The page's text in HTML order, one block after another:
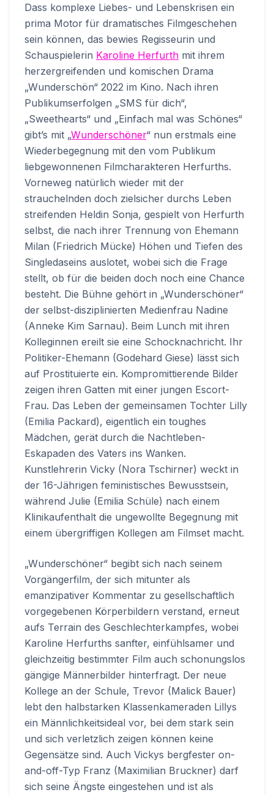
Dass komplexe Liebes- und Lebenskrisen ein
prima Motor für dramatisches Filmgeschehen
sein können, das bewies Regisseurin und
Schauspielerin Karoline Herfurth mit ihrem
herzergreifenden und komischen Drama
„Wunderschön“ 2022 im Kino. Nach ihren
Publikumserfolgen „SMS für dich“,
„Sweethearts“ und „Einfach mal was Schönes“
gibt’s mit „Wunderschöner“ nun erstmals eine
Wiederbegegnung mit den vom Publikum
liebgewonnenen Filmcharakteren Herfurths.
Vorneweg natürlich wieder mit der
strauchelnden doch zielsicher durchs Leben
streifenden Heldin Sonja, gespielt von Herfurth
selbst, die nach ihrer Trennung von Ehemann
Milan (Friedrich Mücke) Höhen und Tiefen des
Singledaseins auslotet, wobei sich die Frage
stellt, ob für die beiden doch noch eine Chance
besteht. Die Bühne gehört in „Wunderschöner“
der selbst-disziplinierten Medienfrau Nadine
(Anneke Kim Sarnau). Beim Lunch mit ihren
Kolleginnen ereilt sie eine Schocknachricht. Ihr
Politiker-Ehemann (Godehard Giese) lässt sich
auf Prostituierte ein. Kompromittierende Bilder
zeigen ihren Gatten mit einer jungen Escort-
Frau. Das Leben der gemeinsamen Tochter Lilly
(Emilia Packard), eigentlich ein toughes
Mädchen, gerät durch die Nachtleben-
Eskapaden des Vaters ins Wanken.
Kunstlehrerin Vicky (Nora Tschirner) weckt in
der 16-Jährigen feministisches Bewusstsein,
während Julie (Emilia Schüle) nach einem
Klinikaufenthalt die ungewollte Begegnung mit
einem übergriffigen Kollegen am Filmset macht.
„Wunderschöner“ begibt sich nach seinem
Vorgängerfilm, der sich mitunter als
emanzipativer Kommentar zu gesellschaftlich
vorgegebenen Körperbildern verstand, erneut
aufs Terrain des Geschlechterkampfes, wobei
Karoline Herfurths sanfter, einfühlsamer und
gleichzeitig bestimmter Film auch schonungslos
gängige Männerbilder hinterfragt. Der neue
Kollege an der Schule, Trevor (Malick Bauer)
lebt den halbstarken Klassenkameraden Lillys
ein Männlichkeitsideal vor, bei dem stark sein
und sich verletzlich zeigen können keine
Gegensätze sind. Auch Vickys bergfester on-
and-off-Typ Franz (Maximilian Bruckner) darf
sich seine Ängste eingestehen und ist als